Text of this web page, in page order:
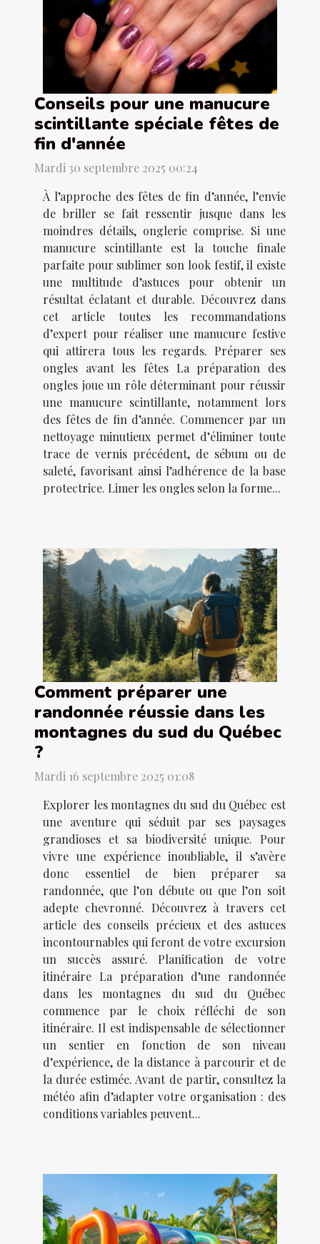
Conseils pour une manucure
scintillante spéciale fêtes de
fin d'année
Mardi 30 septembre 2025 00:24
À l’approche des fêtes de fin d’année, l’envie
de briller se fait ressentir jusque dans les
moindres détails, onglerie comprise. Si une
manucure scintillante est la touche finale
parfaite pour sublimer son look festif, il existe
une multitude d’astuces pour obtenir un
résultat éclatant et durable. Découvrez dans
cet article toutes les recommandations
d’expert pour réaliser une manucure festive
qui attirera tous les regards. Préparer ses
ongles avant les fêtes La préparation des
ongles joue un rôle déterminant pour réussir
une manucure scintillante, notamment lors
des fêtes de fin d’année. Commencer par un
nettoyage minutieux permet d’éliminer toute
trace de vernis précédent, de sébum ou de
saleté, favorisant ainsi l’adhérence de la base
protectrice. Limer les ongles selon la forme...
Comment préparer une
randonnée réussie dans les
montagnes du sud du Québec
?
Mardi 16 septembre 2025 01:08
Explorer les montagnes du sud du Québec est
une aventure qui séduit par ses paysages
grandioses et sa biodiversité unique. Pour
vivre une expérience inoubliable, il s’avère
donc essentiel de bien préparer sa
randonnée, que l’on débute ou que l’on soit
adepte chevronné. Découvrez à travers cet
article des conseils précieux et des astuces
incontournables qui feront de votre excursion
un succès assuré. Planification de votre
itinéraire La préparation d’une randonnée
dans les montagnes du sud du Québec
commence par le choix réfléchi de son
itinéraire. Il est indispensable de sélectionner
un sentier en fonction de son niveau
d’expérience, de la distance à parcourir et de
la durée estimée. Avant de partir, consultez la
météo afin d’adapter votre organisation : des
conditions variables peuvent...